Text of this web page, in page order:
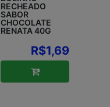
RECHEADO
SABOR
CHOCOLATE
RENATA 40G
R$1,69